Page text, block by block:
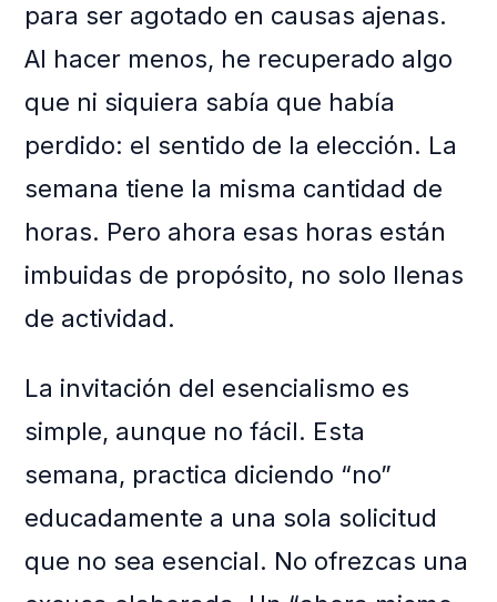
para ser agotado en causas ajenas.
Al hacer menos, he recuperado algo
que ni siquiera sabía que había
perdido: el sentido de la elección. La
semana tiene la misma cantidad de
horas. Pero ahora esas horas están
imbuidas de propósito, no solo llenas
de actividad.
La invitación del esencialismo es
simple, aunque no fácil. Esta
semana, practica diciendo “no”
educadamente a una sola solicitud
que no sea esencial. No ofrezcas una